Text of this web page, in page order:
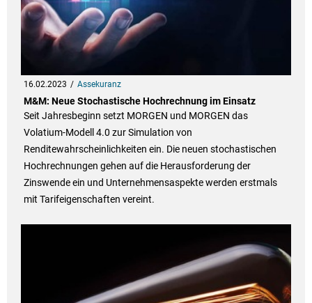
16.02.2023 Assekuranz
M&M: Neue Stochastische Hochrechnung im Einsatz
Seit Jahresbeginn setzt MORGEN und MORGEN das
Volatium-Modell 4.0 zur Simulation von
Renditewahrscheinlichkeiten ein. Die neuen stochastischen
Hochrechnungen gehen auf die Herausforderung der
Zinswende ein und Unternehmensaspekte werden erstmals
mit Tarifeigenschaften vereint.